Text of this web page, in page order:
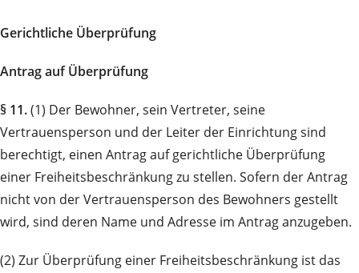
Gerichtliche Überprüfung
Antrag auf Überprüfung
§ 11.(1) Der Bewohner, sein Vertreter, seine
Vertrauensperson und der Leiter der Einrichtung sind
berechtigt, einen Antrag auf gerichtliche Überprüfung
einer Freiheitsbeschränkung zu stellen. Sofern der An­trag
nicht von der Vertrauensperson des Bewohners gestellt
wird, sind deren Name und Adresse im An­trag anzugeben.
(2) Zur Überprüfung einer Freiheitsbeschränkung ist das